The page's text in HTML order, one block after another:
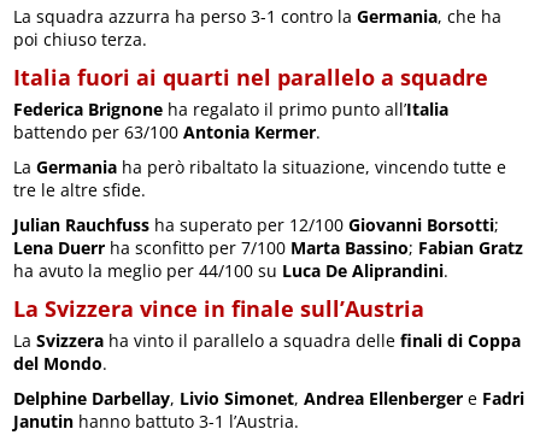
La squadra azzurra ha perso 3-1 contro laGermania, che ha
poi chiuso terza.
Italia fuori ai quarti nel parallelo a squadre
Federica Brignone ha regalato il primo punto all’Italia
battendo per 63/100Antonia Kermer.
LaGermania ha però ribaltato la situazione, vincendo tutte e
tre le altre sfide.
Julian Rauchfuss ha superato per 12/100Giovanni Borsotti;
Lena Duerr ha sconfitto per 7/100 Marta Bassino; Fabian Gratz
ha avuto la meglio per 44/100 su Luca De Aliprandini.
La Svizzera vince in finale sull’Austria
LaSvizzera ha vinto il parallelo a squadra dellefinali di Coppa
del Mondo.
Delphine Darbellay, Livio Simonet,Andrea Ellenberger e Fadri
Janutin hanno battuto 3-1 l’Austria.